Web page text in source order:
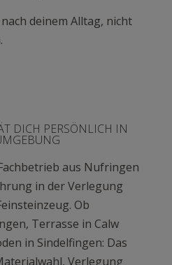
deinem Alltag, nicht
DICH PERSÖNLICH IN
aus Nufringen
in der Verlegung
Ob
Terrasse in Calw
in Sindelfingen: Das
Verlegung